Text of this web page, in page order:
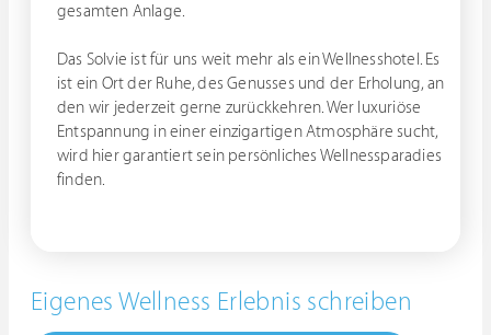
gesamten Anlage.
Das Solvie ist für uns weit mehr als ein Wellnesshotel. Es
ist ein Ort der Ruhe, des Genusses und der Erholung, an
den wir jederzeit gerne zurückkehren. Wer luxuriöse
Entspannung in einer einzigartigen Atmosphäre sucht,
wird hier garantiert sein persönliches Wellnessparadies
finden.
Eigenes Wellness Erlebnis schreiben